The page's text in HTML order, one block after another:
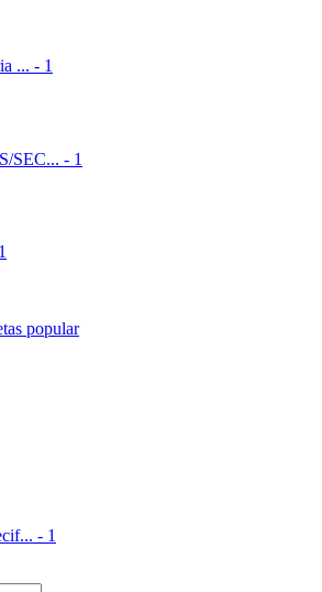
... - 1
SEC... - 1
1
popular
- 1